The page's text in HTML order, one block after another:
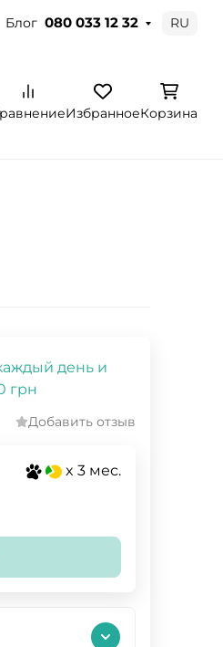
Блог 080 033 12 32 RU
ИзбранноеКорзина
день и
грн
Добавить отзыв
x 3 мес.